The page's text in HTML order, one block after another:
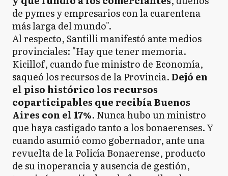
de pymes y empresarios con la cuarentena
más larga del mundo".
Al respecto, Santilli manifestó ante medios
provinciales: "Hay que tener memoria.
Kicillof, cuando fue ministro de Economía,
saqueó los recursos de la Provincia.Dejó en
el piso histórico los recursos
coparticipables que recibía Buenos
Aires con el 17%. Nunca hubo un ministro
que haya castigado tanto a los bonaerenses. Y
cuando asumió como gobernador, ante una
revuelta de la Policía Bonaerense, producto
de su inoperancia y ausencia de gestión,